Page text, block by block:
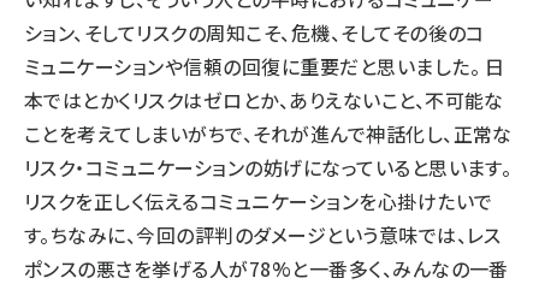
ション、そしてリスクの周知こそ、危機、そしてその後のコ
ミュニケーションや信頼の回復に重要だと思いました。 日
本ではとかくリスクはゼロとか、ありえないこと、不可能な
ことを考えてしまいがちで、それが進んで神話化し、正常な
リスク・コミュニケーションの妨げになっていると思います。
リスクを正しく伝えるコミュニケーションを心掛けたいで
す。ちなみに、今回の評判のダメージという意味では、レス
ポンスの悪さを挙げる人が78%と一番多く、みんなの一番